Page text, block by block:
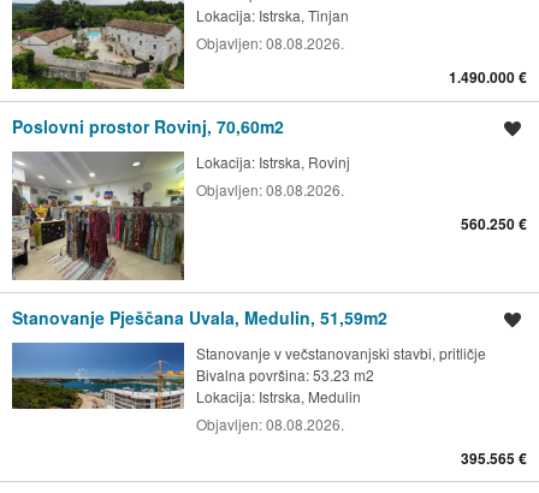
Lokacija: Istrska, Tinjan
Objavljen:08.08.2026.
1.490.000 €
Poslovni prostor Rovinj, 70,60m2
Lokacija: Istrska, Rovinj
Objavljen:08.08.2026.
560.250 €
Stanovanje Pješčana Uvala, Medulin, 51,59m2
Stanovanje v večstanovanjski stavbi, pritličje
Bivalna površina: 53.23 m2
Lokacija: Istrska, Medulin
Objavljen:08.08.2026.
395.565 €